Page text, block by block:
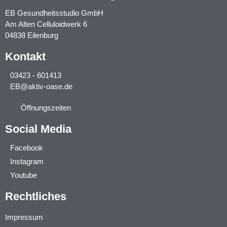
EB Gesundheitsstudio GmbH
Am Alten Celluloidwerk 6
04838 Eilenburg
Kontakt
03423 - 601413
EB@aktiv-oase.de
Öffnungszeiten
Social Media
Facebook
Instagram
Youtube
Rechtliches
Impressum